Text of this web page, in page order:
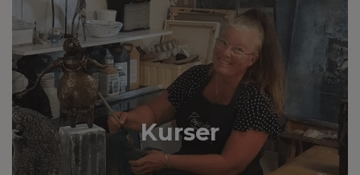
Kurser